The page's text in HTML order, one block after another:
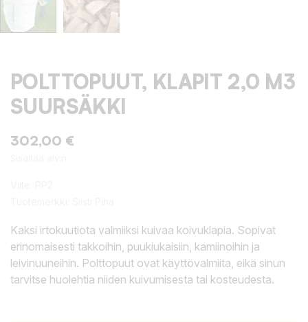
POLTTOPUUT, KLAPIT 2,0 M3
SUURSÄKKI
302,00 €
Kaksi irtokuutiota valmiiksi kuivaa koivuklapia. Sopivat
erinomaisesti takkoihin, puukiukaisiin, kamiinoihin ja
leivinuuneihin. Polttopuut ovat käyttövalmiita, eikä sinun
tarvitse huolehtia niiden kuivumisesta tai kosteudesta.